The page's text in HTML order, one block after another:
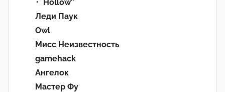
･ﾟHollow’°
Леди Паук
Owl
Мисс Неизвестность
gamehack
Ангелок
Мастер Фу